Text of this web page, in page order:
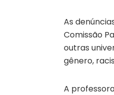
As
Comissão
outras
gênero,
A